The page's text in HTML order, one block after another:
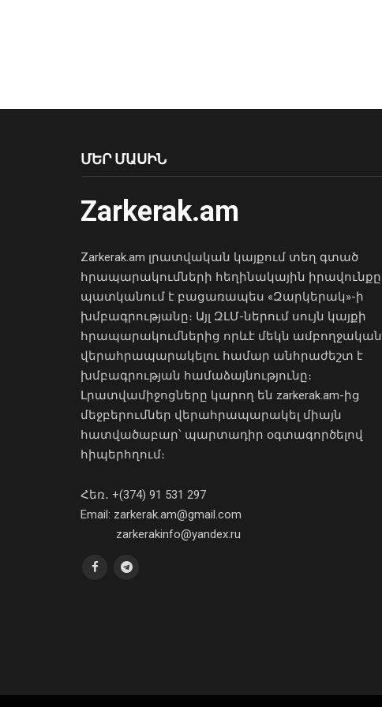
ՄԵՐ ՄԱՍԻՆ
Zarkerak.am
Zarkerak.am լրատվական կայքում տեղ գտած
հրապարակումների հեղինակային իրավունքը
պատկանում է բացառապես «Զարկերակ»-ի
խմբագրությանը։ Այլ ԶԼՄ-ներում սույն կայքի
հրապարակումներից որևէ մեկն ամբողջական
վերահրապարակելու համար անհրաժեշտ է
խմբագրության համաձայնությունը։
Լրատվամիջոցները կարող են zarkerak.am-ից
մեջբերումներ վերահրապարակել միայն
հատվածաբար՝ պարտադիր օգտագործելով
հիպերհղում։
Հեռ․ +(374) 91 531 297
Email: zarkerak.am@gmail.com
zarkerakinfo@yandex.ru